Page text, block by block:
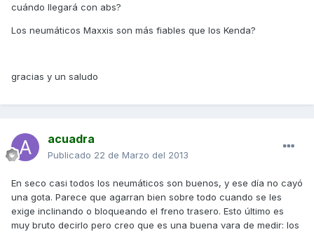
cuándo llegará con abs?
Los neumáticos Maxxis son más fiables que los Kenda?
gracias y un saludo
acuadra
Publicado 22 de Marzo del 2013
En seco casi todos los neumáticos son buenos, y ese día no cayó
una gota. Parece que agarran bien sobre todo cuando se les
exige inclinando o bloqueando el freno trasero. Esto último es
muy bruto decirlo pero creo que es una buena vara de medir: los